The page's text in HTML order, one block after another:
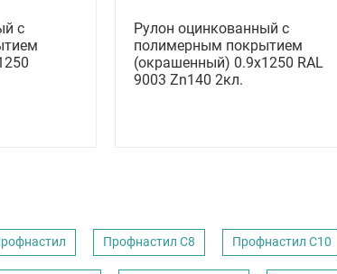
с
Рулон оцинкованный с
полимерным покрытием
(окрашенный) 0.9x1250 RAL
9003 Zn140 2кл.
Профнастил C8 Профнастил С10